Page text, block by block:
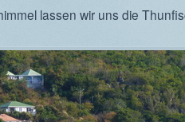
lassen wir uns die